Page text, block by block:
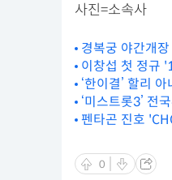
사진=소속사
경복궁 야간개
이창섭 첫 정규
‘한이결’ 할리
‘미스트롯3’ 전
펜타곤 진호
0